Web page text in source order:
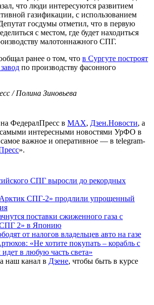
что люди интересуются развитием
газификации, с использованием
госдумы отметил, что в первую
с местом, где будет находиться
малотоннажного СПГ.
ранее о том, что в Сургуте построят
по производству фасонного
/ Полина Зиновьева
ФедералПресс в МАХ, Дзен.Новости, а
самыми интересными новостями УрФО в
важное и оперативное — в telegram-
».
СПГ выросли до рекордных
СПГ-2» продлили упрощенный
поставки сжиженного газа с
СПГ 2» в Японию
от налогов владельцев авто на газе
«Не хотите покупать – корабль с
в любую часть света»
наш канал в Дзене, чтобы быть в курсе